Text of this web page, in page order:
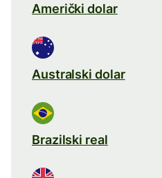
Američki dolar
Australski dolar
Brazilski real